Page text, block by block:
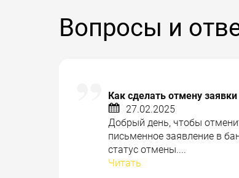
Вопросы и
Как сделать отмену
27.02.2025
Добрый день, чтобы
письменное заявление в
статус отмены....
Читать